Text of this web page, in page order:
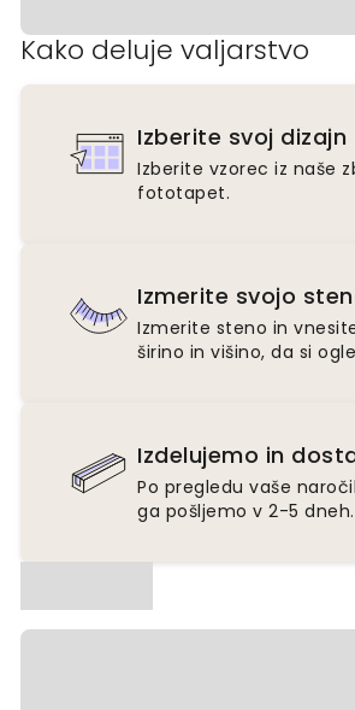
Kako deluje valjarstvo
Izberite svoj dizajn
Izberite vzorec iz naše
fototapet.
Izmerite svojo
Izmerite steno in
širino in višino, da si
Izdelujemo in
Po pregledu vaše
ga pošljemo v 2-5 dneh.